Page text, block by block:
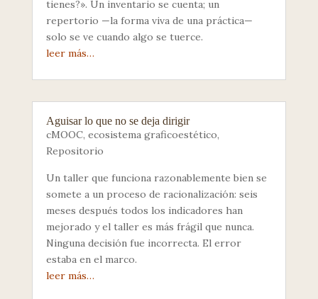
tienes?». Un inventario se cuenta; un
repertorio —la forma viva de una práctica—
solo se ve cuando algo se tuerce.
leer más…
Aguisar lo que no se deja dirigir
cMOOC, ecosistema graficoestético,
Repositorio
Un taller que funciona razonablemente bien se
somete a un proceso de racionalización: seis
meses después todos los indicadores han
mejorado y el taller es más frágil que nunca.
Ninguna decisión fue incorrecta. El error
estaba en el marco.
leer más…